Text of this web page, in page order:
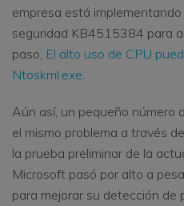
empresa está
seguridad KB4515384 para
paso, El alto uso de CPU
Ntoskml.exe
Aún así, un pequeño número
el mismo problema a través
la prueba preliminar de la
Microsoft pasó por alto a
para mejorar su detección de